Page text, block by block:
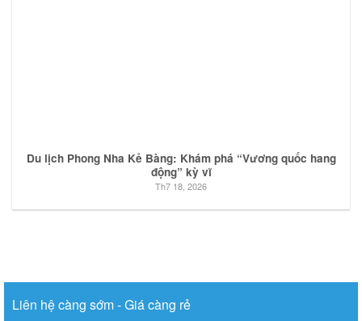
Du lịch Phong Nha Kẻ Bàng: Khám phá “Vương quốc hang
động” kỳ vĩ
Th7 18, 2026
Liên hệ càng sớm - Giá càng rẻ